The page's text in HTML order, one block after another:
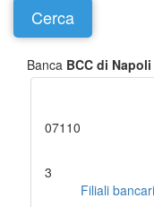
Banca BCC di Napoli
07110
3
Filiali